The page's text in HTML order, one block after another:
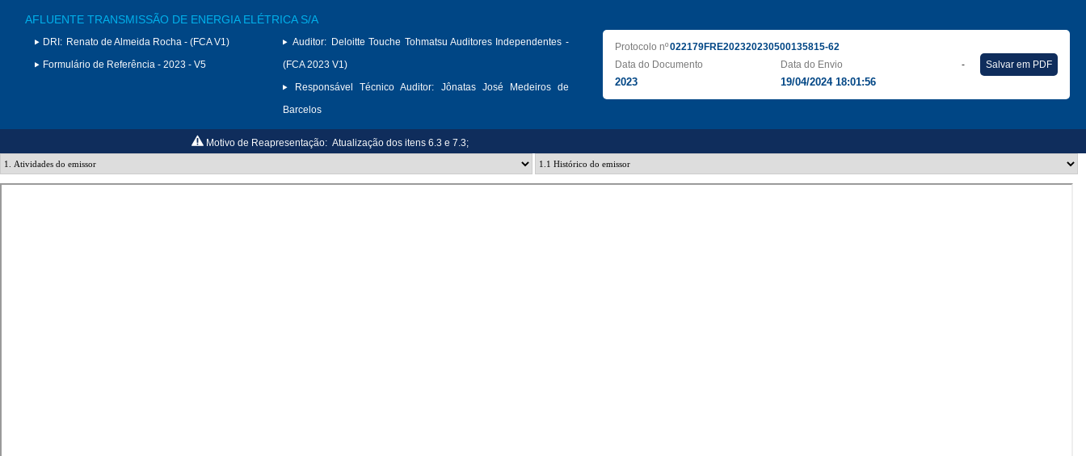
AFLUENTE TRANSMISSÃO DE ENERGIA ELÉTRICA S/A
DRI: Renato de Almeida Rocha - (FCA V1)
Formulário de Referência - 2023 - V5
Auditor:
Deloitte Touche Tohmatsu Auditores Independentes -
(FCA 2023 V1)
Responsável Técnico Auditor:
Jônatas José Medeiros de
Barcelos
Protocolo nº022179FRE202320230500135815-62
Data do Documento
2023
Data do Envio
19/04/2024 18:01:56
- Salvar em PDF
Motivo de Reapresentação: Atualização dos itens 6.3 e 7.3;